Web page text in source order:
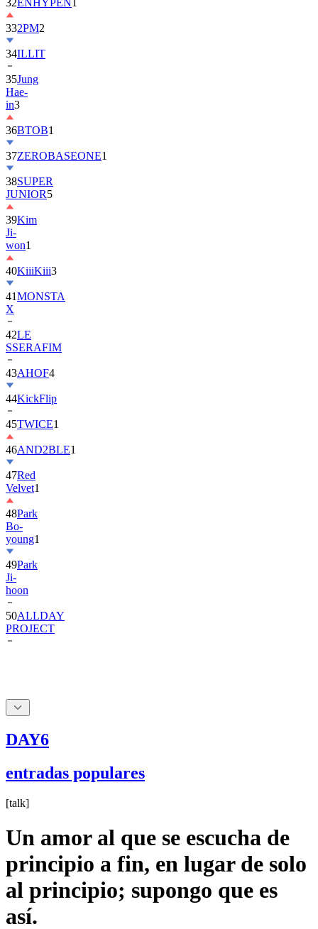
32 ENHYPEN
332PM2
34ILLIT
35Jung
Hae-
in3
36BTOB1
37ZEROBASEONE1
38SUPER
JUNIOR5
39Kim
Ji-
won1
40KiiiKiii3
41MONSTA
X
42LE
SSERAFIM
43AHOF4
44KickFlip
45TWICE1
46AND2BLE1
47Red
Velvet1
48Park
Bo-
young1
49Park
Ji-
hoon
50ALLDAY
PROJECT
DAY6
entradas populares
[talk]
Un amor al que se escucha de
principio a fin, en lugar de solo
al principio; supongo que es
así.